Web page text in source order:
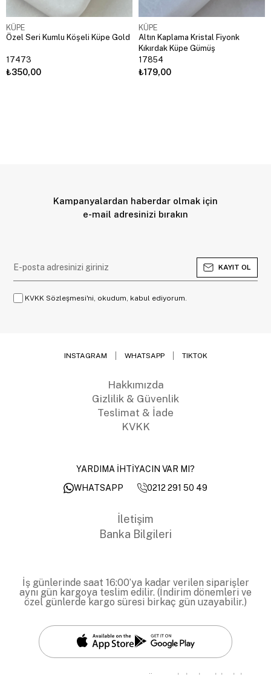
KÜPE
Özel Seri Kumlu Köşeli Küpe Gold
17473
₺350,00
KÜPE
Altın Kaplama Kristal Fiyonk
Kıkırdak Küpe Gümüş
17854
₺179,00
Kampanyalardan haberdar olmak için
e-mail adresinizi bırakın
KAYIT OL
KVKK Sözleşmesi'ni, okudum, kabul ediyorum.
INSTAGRAM WHATSAPP TIKTOK
Hakkımızda
Gizlilik & Güvenlik
Teslimat & İade
KVKK
YARDIMA İHTİYACIN VAR MI?
WHATSAPP
0212 291 50 49
İletişim
Banka Bilgileri
İş günlerinde saat 16:00’ya kadar verilen siparişler
aynı gün kargoya teslim edilir. (İndirim dönemleri ve
özel günlerde kargo süresi birkaç gün uzayabilir.)